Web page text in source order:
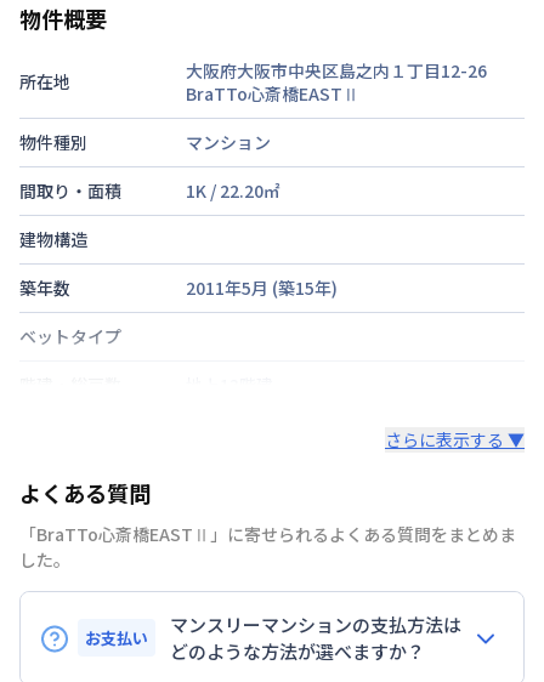
物件概要
所在地
大阪府大阪市中央区島之内１丁目12-26
BraTTo心斎橋EASTⅡ
物件種別
マンション
間取り・面積
1K / 22.20㎡
建物構造
築年数
2011年5月 (築15年)
ベットタイプ
部屋の向き
禁煙・喫煙
交通
近鉄難波・奈良線近鉄日本橋駅徒歩
さらに表示する ▼
よくある質問
「BraTTo心斎橋EASTⅡ」に寄せられるよくある質問をまとめま
した。
お支払い
マンスリーマンションの支払方法は
どのような方法が選べますか？